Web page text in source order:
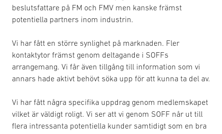
beslutsfattare på FM och FMV men kanske främst
potentiella partners inom industrin.
Vi har fått en större synlighet på marknaden. Fler
kontaktytor främst genom deltagande i SOFFs
arrangemang. Vi får även tillgång till information som vi
annars hade aktivt behövt söka upp för att kunna ta del av.
Vi har fått några specifika uppdrag genom medlemskapet
vilket är väldigt roligt. Vi ser att vi genom SOFF når ut till
flera intressanta potentiella kunder samtidigt som en bra